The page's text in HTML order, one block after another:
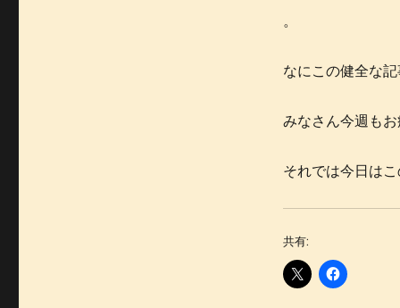
。
なにこの健全な
みなさん今週も
それでは今日は
共有: